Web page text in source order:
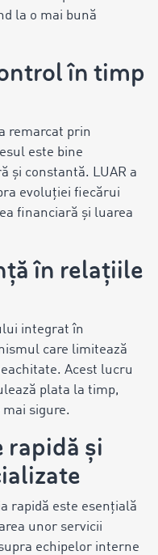
la o mai bună
în timp
remarcat prin
este bine
și constantă. LUAR a
evoluției fiecărui
financiară și luarea
în relațiile
integrat în
care limitează
Acest lucru
plata la timp,
sigure.
rapidă și
rapidă este esențială
unor servicii
echipelor interne